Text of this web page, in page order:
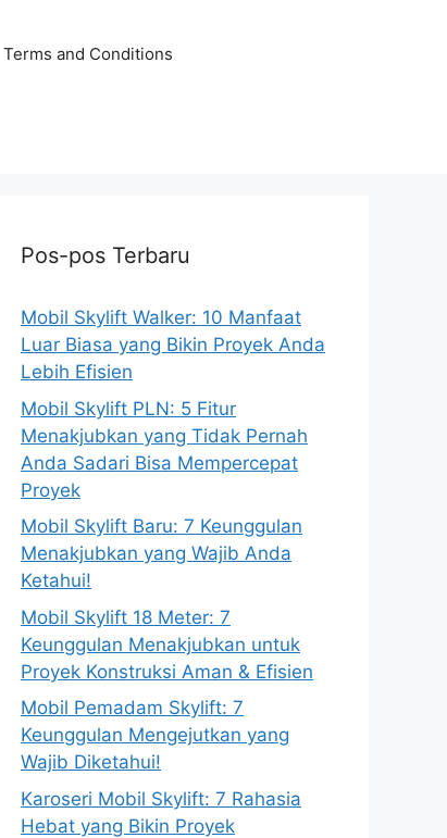
Terms and Conditions
Pos-pos Terbaru
Mobil Skylift Walker: 10 Manfaat
Luar Biasa yang Bikin Proyek Anda
Lebih Efisien
Mobil Skylift PLN: 5 Fitur
Menakjubkan yang Tidak Pernah
Anda Sadari Bisa Mempercepat
Proyek
Mobil Skylift Baru: 7 Keunggulan
Menakjubkan yang Wajib Anda
Ketahui!
Mobil Skylift 18 Meter: 7
Keunggulan Menakjubkan untuk
Proyek Konstruksi Aman & Efisien
Mobil Pemadam Skylift: 7
Keunggulan Mengejutkan yang
Wajib Diketahui!
Karoseri Mobil Skylift: 7 Rahasia
Hebat yang Bikin Proyek